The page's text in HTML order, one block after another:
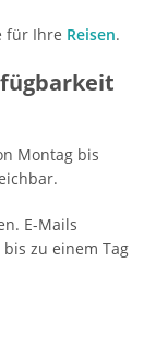
für Ihre Reisen.
Montag bis
E-Mails
zu einem Tag